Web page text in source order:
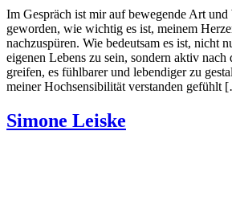
Im Gespräch ist mir auf bewegende Art und
geworden, wie wichtig es ist, meinem
nachzuspüren. Wie bedeutsam es ist, nicht
eigenen Lebens zu sein, sondern aktiv nach
greifen, es fühlbarer und lebendiger zu
meiner Hochsensibilität verstanden gefühlt
Simone Leiske